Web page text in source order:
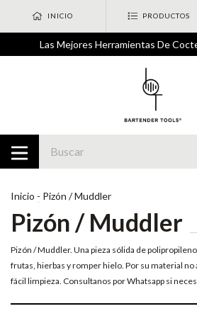
INICIO PRODUCTOS
Las Mejores Herramientas De
Inicio - Pizón / Muddler
Pizón / Muddler
Pizón / Muddler. Una pieza sólida de
frutas, hierbas y romper hielo. Por su material no
fácil limpieza. Consultanos por Whatsapp si